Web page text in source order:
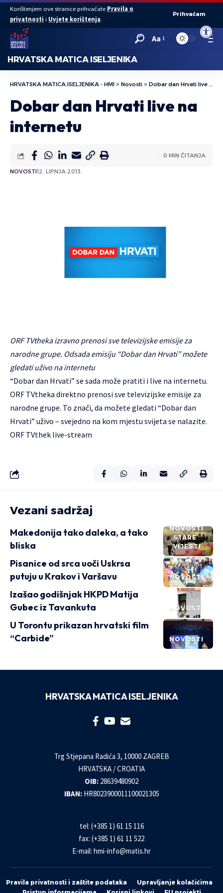
Open
Korištenjem ove stranice prihvaćate Pravila o
privatnosti i Uvjete korištenja.
Prihvaćam
Aa
HRVATSKA MATICA ISELJENIKA
HRVATSKA MATICA ISELJENIKA - HMI > Novosti > Dobar dan Hrvati live na internetu
Dobar dan Hrvati live na
internetu
NOVOSTI12. LIPNJA 2013.
0 MIN ČITANJA
ORF TVtheka izravno prenosi sve televizijske emisije za
narodne grupe. Odsada emisiju “Dobar dan Hrvati” možete
gledati uživo na internetu
“Dobar dan Hrvati” se sada može pratiti i live na internetu.
ORF TVtheka direktno prenosi sve televizijske emisije za
narodne grupe. To znači, da možete gledati “Dobar dan
Hrvati” uživo – svejedno na kom mjestu svijeta se nalazite.
ORF TVthek live-stream
Vezani sadržaj
NOVOSTI
STARE
VIJESTI
Makedonija tako daleka, a tako
bliska
NOVOSTI
Pisanice od srca uoči Uskrsa
putuju u Krakov i Varšavu
NOVOSTI
Izašao godišnjak HKPD Matija
Gubec iz Tavankuta
NOVOSTI
U Torontu prikazan hrvatski film
“Carbide”
HRVATSKA MATICA ISELJENIKA
Trg Stjepana Radića 3, 10000 ZAGREB
HRVATSKA / CROATIA
OIB: 28639480902
IBAN: HR8023900011100021305
tel: (+385 1) 61 15 116
fax: (+385 1) 61 11 522
E-mail: hmi-info@matis.hr
Pravila privatnosti i zaštite podataka
Upravljanje kolačićima